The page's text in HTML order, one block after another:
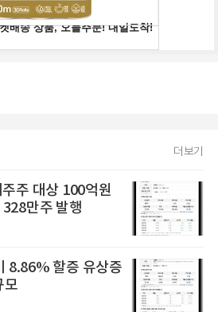
더보기
주 대상 100억원
만주 발행
8.86% 할증 유상증
모